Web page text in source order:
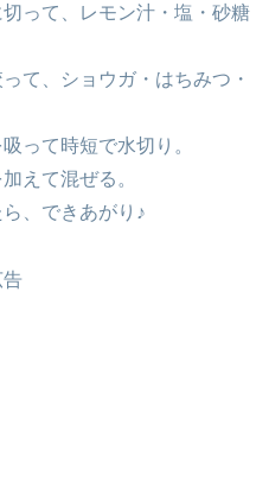
って、レモン汁・塩・砂糖
、ショウガ・はちみつ・
て時短で水切り。
えて混ぜる。
、できあがり♪
告